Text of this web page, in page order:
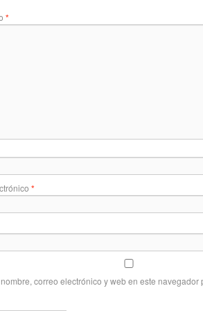
*
*
correo electrónico y web en este navegador